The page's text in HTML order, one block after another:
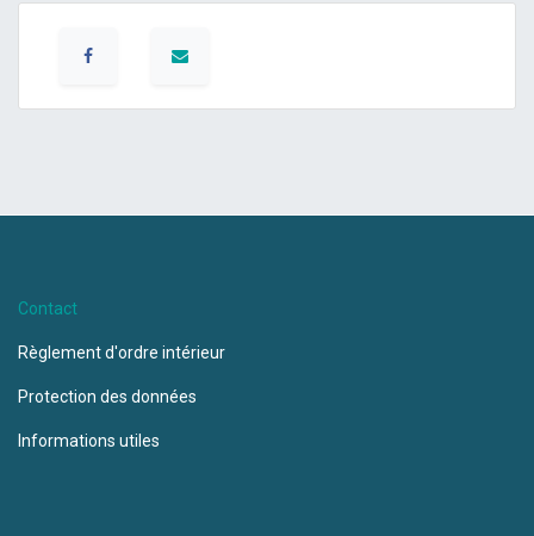
Contact
Règlement d'ordre intérieur
Protection des données
Informations utiles